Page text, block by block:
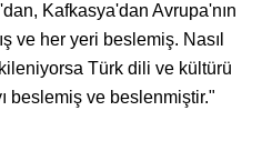
Kafkasya'dan Avrupa'nın
ve her yeri beslemiş. Nasıl
Türk dili ve kültürü
beslemiş ve beslenmiştir."